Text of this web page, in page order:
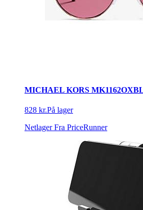
MICHAEL KORS
828 kr.På lager
Netlager Fra PriceRunner